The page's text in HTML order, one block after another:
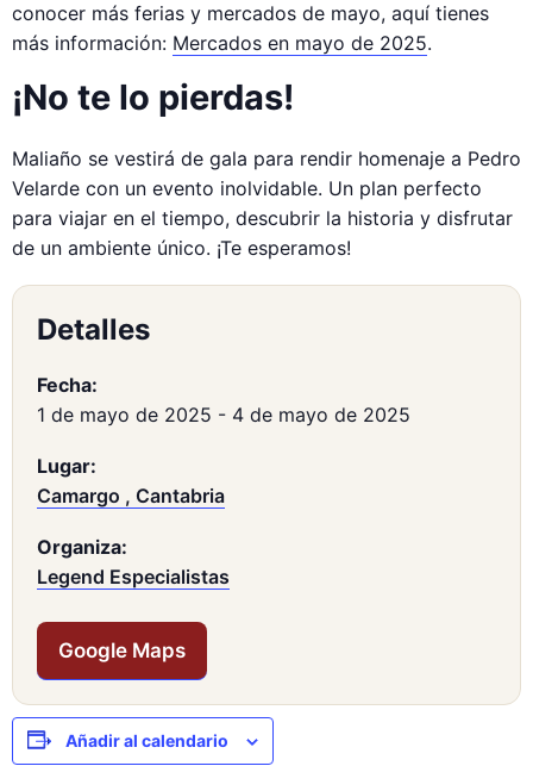
conocer más ferias y mercados de mayo, aquí tienes
más información: Mercados en mayo de 2025​.
¡No te lo pierdas!
Maliaño se vestirá de gala para rendir homenaje a Pedro
Velarde con un evento inolvidable. Un plan perfecto
para viajar en el tiempo, descubrir la historia y disfrutar
de un ambiente único. ¡Te esperamos!
Detalles
Fecha:
1 de mayo de 2025 - 4 de mayo de 2025
Lugar:
Camargo , Cantabria
Organiza:
Legend Especialistas
Google Maps
Añadir al calendario